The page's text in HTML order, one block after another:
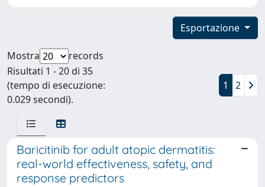
Esportazione
Mostra
records
Risultati 1 - 20 di 35
(tempo di esecuzione:
0.029 secondi).
1 2
Baricitinib for adult atopic dermatitis:
real-world effectiveness, safety, and
response predictors